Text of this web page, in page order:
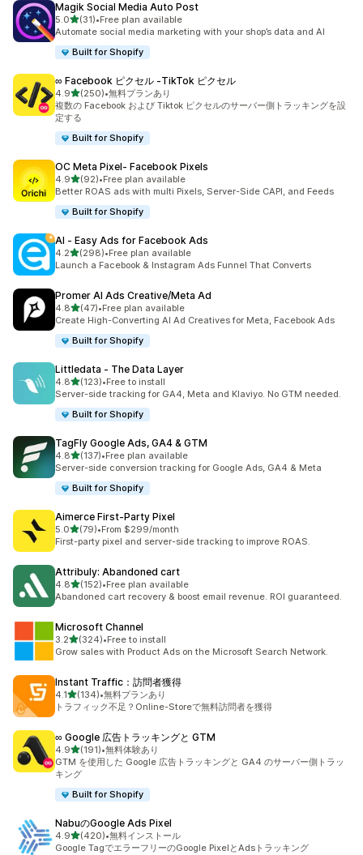
Magik Social Media Auto Post
5.05つ星中
(31)
合計レビュー数：31件
•Free plan available
Automate social media marketing with your shop’s data and AI
Built for Shopify
∞ Facebook ピクセル ‑TikTok ピクセル
4.95つ星中
(250)
合計レビュー数：250件
•無料プランあり
複数の Facebook および Tiktok ピクセルのサーバー側トラッキングを設
定する
Built for Shopify
OC Meta Pixel‑ Facebook Pixels
4.95つ星中
(92)
合計レビュー数：92件
•Free plan available
Better ROAS ads with multi Pixels, Server-Side CAPI, and Feeds
Built for Shopify
AI ‑ Easy Ads for Facebook Ads
4.25つ星中
(298)
合計レビュー数：298件
•Free plan available
Launch a Facebook & Instagram Ads Funnel That Converts
Promer AI Ads Creative/Meta Ad
4.85つ星中
(47)
合計レビュー数：47件
•Free plan available
Create High-Converting AI Ad Creatives for Meta, Facebook Ads
Built for Shopify
Littledata ‑ The Data Layer
4.85つ星中
(123)
合計レビュー数：123件
•Free to install
Server-side tracking for GA4, Meta and Klaviyo. No GTM needed.
Built for Shopify
TagFly Google Ads, GA4 & GTM
4.85つ星中
(137)
合計レビュー数：137件
•Free plan available
Server-side conversion tracking for Google Ads, GA4 & Meta
Built for Shopify
Aimerce First‑Party Pixel
5.05つ星中
(79)
合計レビュー数：79件
•From $299/month
First-party pixel and server-side tracking to improve ROAS.
Attribuly: Abandoned cart
4.85つ星中
(152)
合計レビュー数：152件
•Free plan available
Abandoned cart recovery & boost email revenue. ROI guaranteed.
Microsoft Channel
3.25つ星中
(324)
合計レビュー数：324件
•Free to install
Grow sales with Product Ads on the Microsoft Search Network.
Instant Traffic：訪問者獲得
4.15つ星中
(134)
合計レビュー数：134件
•無料プランあり
トラフィック不足？Online-Storeで無料訪問者を獲得
∞ Google 広告トラッキングと GTM
4.95つ星中
(191)
合計レビュー数：191件
•無料体験あり
GTM を使用した Google 広告トラッキングと GA4 のサーバー側トラッ
キング
Built for Shopify
NabuのGoogle Ads Pixel
4.95つ星中
(420)
合計レビュー数：420件
•無料インストール
Google TagでエラーフリーのGoogle PixelとAdsトラッキング